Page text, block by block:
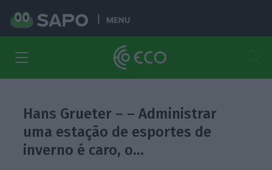
MENU
Hans Grueter – – Administrar
uma estação de esportes de
inverno é caro, o…